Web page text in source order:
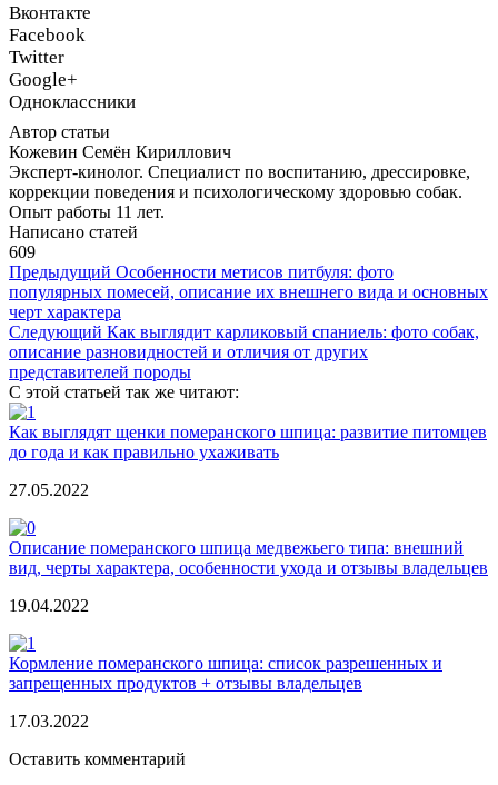
Вконтакте
Facebook
Twitter
Google+
Одноклассники
Автор статьи
Кожевин Семён Кириллович
Эксперт-кинолог. Специалист по воспитанию, дрессировке,
коррекции поведения и психологическому здоровью собак.
Опыт работы 11 лет.
Написано статей
609
Предыдущий Особенности метисов питбуля: фото
популярных помесей, описание их внешнего вида и основных
черт характера
Следующий Как выглядит карликовый спаниель: фото собак,
описание разновидностей и отличия от других
представителей породы
С этой статьей так же читают:
Как выглядят щенки померанского шпица: развитие питомцев
до года и как правильно ухаживать
27.05.2022
Описание померанского шпица медвежьего типа: внешний
вид, черты характера, особенности ухода и отзывы владельцев
19.04.2022
Кормление померанского шпица: список разрешенных и
запрещенных продуктов + отзывы владельцев
17.03.2022
Оставить комментарий